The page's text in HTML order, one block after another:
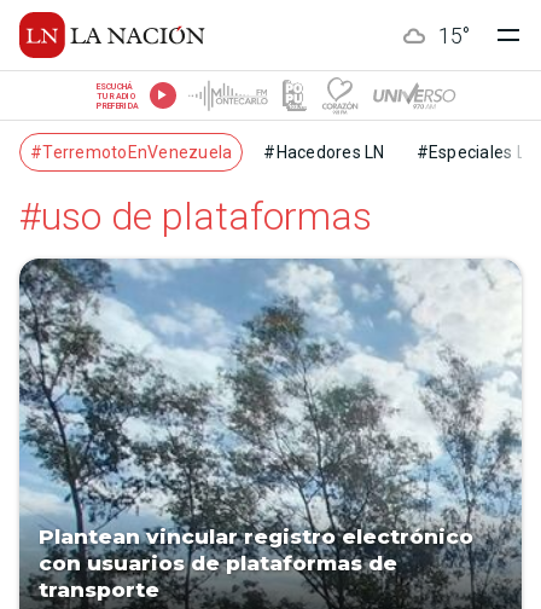
15°
ESCUCHÁ
TU RADIO
PREFERIDA
#TerremotoEnVenezuela #Hacedores LN #Especiales LN
#uso de plataformas
Plantean vincular registro electrónico
con usuarios de plataformas de
transporte